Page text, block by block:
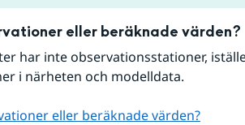
eller beräknade värden?
har inte observationsstationer,
i närheten och modelldata.
eller beräknade värden?